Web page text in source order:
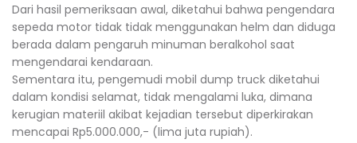
‎Dari hasil pemeriksaan awal, diketahui bahwa pengendara
sepeda motor tidak tidak menggunakan helm dan diduga
berada dalam pengaruh minuman beralkohol saat
mengendarai kendaraan.
‎Sementara itu, pengemudi mobil dump truck diketahui
dalam kondisi selamat, tidak mengalami luka, dimana
‎kerugian materiil akibat kejadian tersebut diperkirakan
mencapai Rp5.000.000,- (lima juta rupiah).